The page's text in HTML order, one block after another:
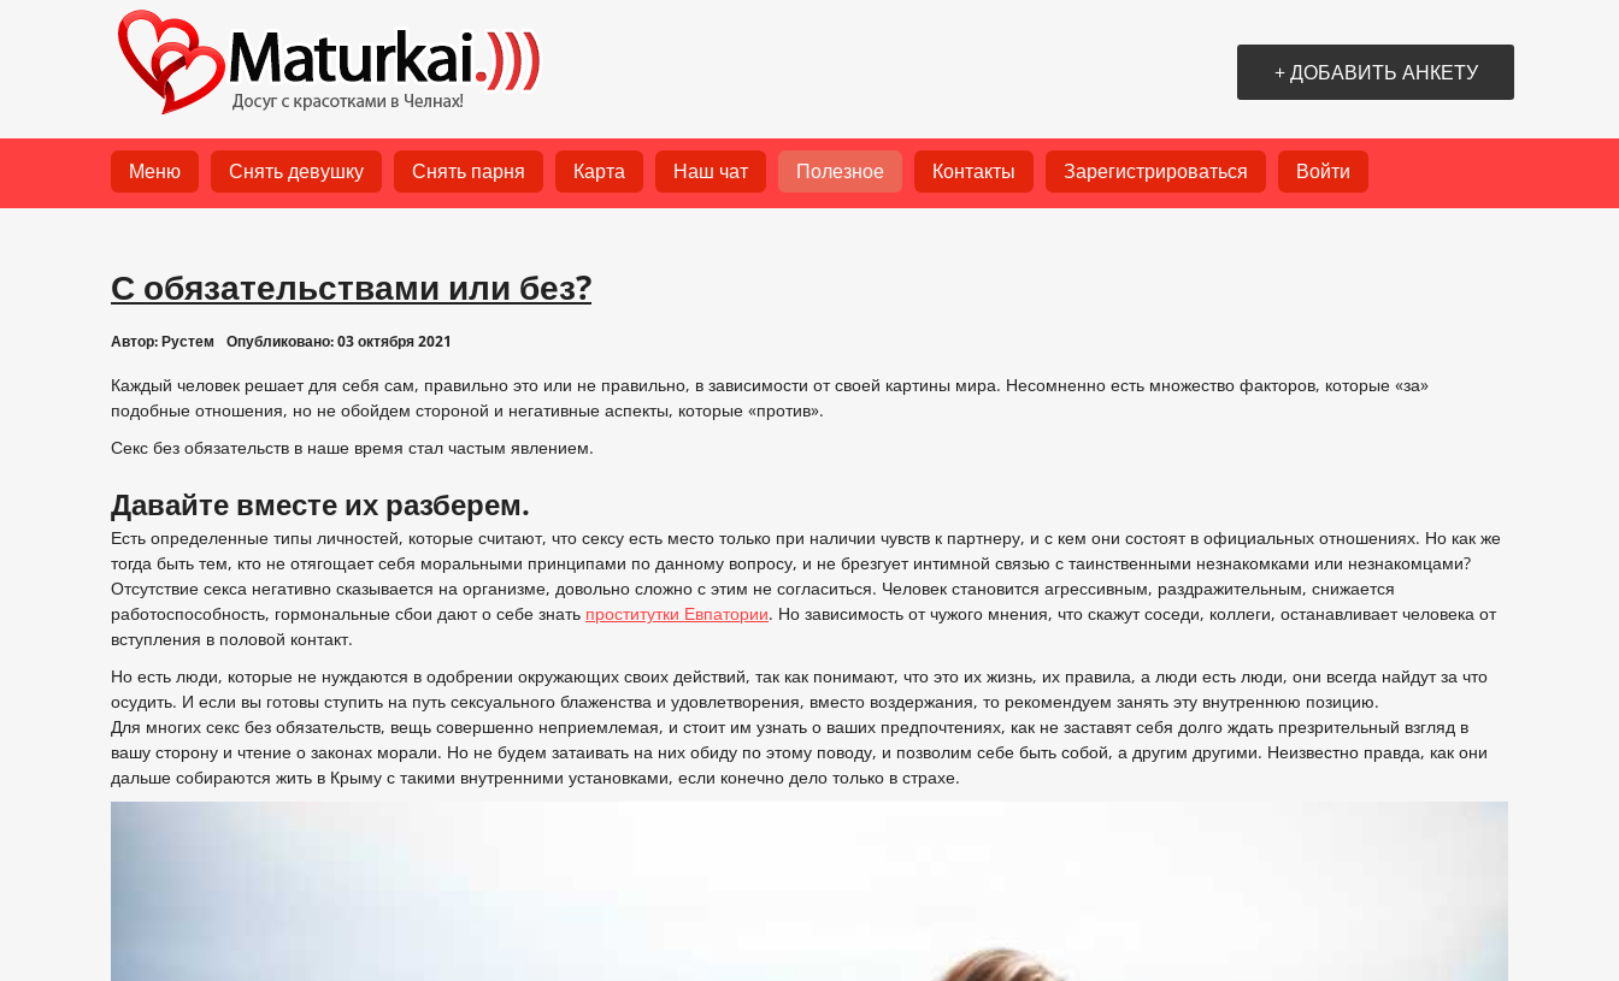
+ ДОБАВИТЬ АНКЕТУ
Меню Снять девушку Снять парня Карта Наш чат Полезное Контакты Зарегистрироваться Войти
С обязательствами или без?
Автор:Рустем Опубликовано: 03 октября 2021
Каждый человек решает для себя сам, правильно это или не правильно, в зависимости от своей картины мира. Несомненно есть множество факторов, которые «за»
подобные отношения, но не обойдем стороной и негативные аспекты, которые «против».
Секс без обязательств в наше время стал частым явлением.
Давайте вместе их разберем.
Есть определенные типы личностей, которые считают, что сексу есть место только при наличии чувств к партнеру, и с кем они состоят в официальных отношениях. Но как же
тогда быть тем, кто не отягощает себя моральными принципами по данному вопросу, и не брезгует интимной связью с таинственными незнакомками или незнакомцами?
Отсутствие секса негативно сказывается на организме, довольно сложно с этим не согласиться. Человек становится агрессивным, раздражительным, снижается
работоспособность, гормональные сбои дают о себе знать проститутки Евпатории. Но зависимость от чужого мнения, что скажут соседи, коллеги, останавливает человека от
вступления в половой контакт.
Но есть люди, которые не нуждаются в одобрении окружающих своих действий, так как понимают, что это их жизнь, их правила, а люди есть люди, они всегда найдут за что
осудить. И если вы готовы ступить на путь сексуального блаженства и удовлетворения, вместо воздержания, то рекомендуем занять эту внутреннюю позицию.
Для многих секс без обязательств, вещь совершенно неприемлемая, и стоит им узнать о ваших предпочтениях, как не заставят себя долго ждать презрительный взгляд в
вашу сторону и чтение о законах морали. Но не будем затаивать на них обиду по этому поводу, и позволим себе быть собой, а другим другими. Неизвестно правда, как они
дальше собираются жить в Крыму с такими внутренними установками, если конечно дело только в страхе.